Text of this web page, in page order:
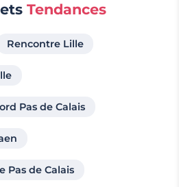
Tendances
Rencontre Lille
Pas de Calais
Pas de Calais